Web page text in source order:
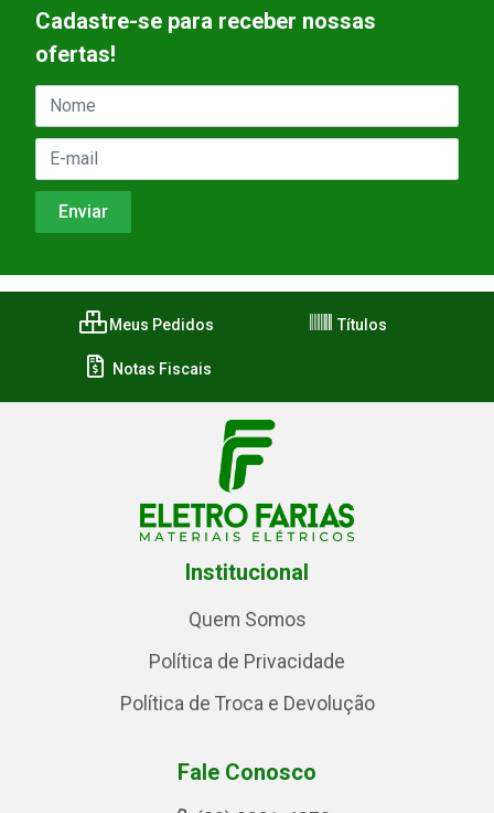
Cadastre-se para receber nossas
ofertas!
Meus Pedidos Títulos
Notas Fiscais
Institucional
Quem Somos
Política de Privacidade
Política de Troca e Devolução
Fale Conosco